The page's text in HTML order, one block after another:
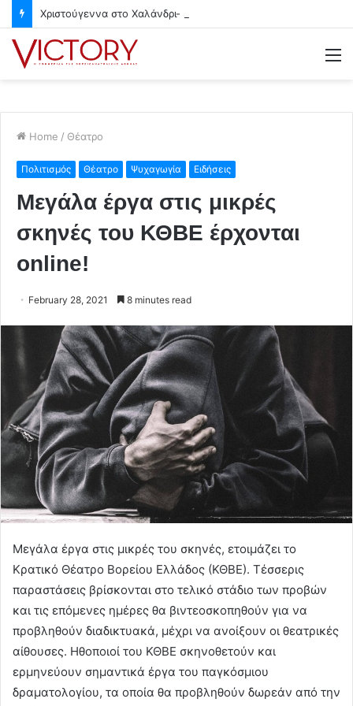
Home / Θέατρο
Πολιτισμός Θέατρο Ψυχαγωγία Ειδήσεις
Μεγάλα έργα στις μικρές
σκηνές του ΚΘΒΕ έρχονται
online!
February 28, 2021 8 minutes read
Μεγάλα έργα στις μικρές του σκηνές, ετοιμάζει το
Κρατικό Θέατρο Βορείου Ελλάδος (ΚΘΒΕ). Τέσσερις
παραστάσεις βρίσκονται στο τελικό στάδιο των προβών
και τις επόμενες ημέρες θα βιντεοσκοπηθούν για να
προβληθούν διαδικτυακά, μέχρι να ανοίξουν οι θεατρικές
αίθουσες. Ηθοποιοί του ΚΘΒΕ σκηνοθετούν και
ερμηνεύουν σημαντικά έργα του παγκόσμιου
δραματολογίου, τα οποία θα προβληθούν δωρεάν από την